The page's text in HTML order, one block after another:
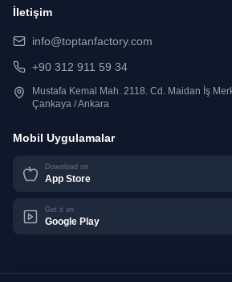
İletişim
info@toptanfactory.com
+90 312 911 59 34
Mustafa Kemal Mah. 2118. Cd. Maidan İş
Çankaya / Ankara
Mobil Uygulamalar
Download on
App Store
Get it on
Google Play